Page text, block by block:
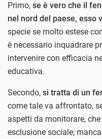
Primo, se è vero che il
nel nord del paese, esso
specie se molto estese
è necessario inquadrare
intervenire con efficacia
educativa.
Secondo, si tratta di un
come tale va affrontato,
aspetti da monitorare,
esclusione sociale;